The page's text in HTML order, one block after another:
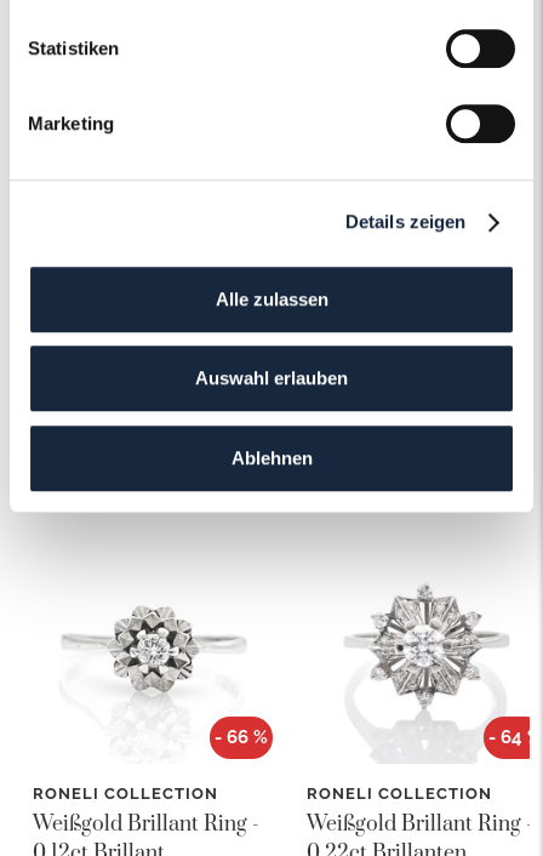
Statistiken
Marketing
Details zeigen
Alle zulassen
Auswahl erlauben
Ablehnen
Schmuckervice
Schmuckservice!
Das könnte Ihnen auch gefallen!
- 66 %
RONELI COLLECTION
Weißgold Brillant Ring -
- 64 %
RONELI COLLECTION
Weißgold Brillant Ring -